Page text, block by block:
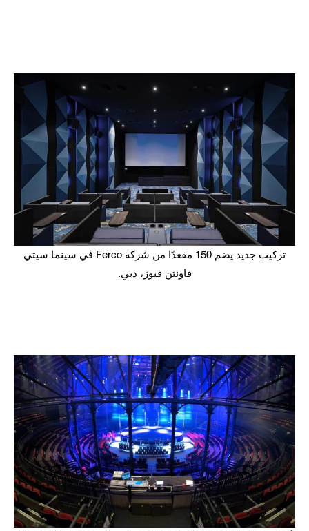
تركيب جديد يضم 150 مقعدًا من شركة Ferco في سينما سيتي
فاونتن فيوز، دبي.